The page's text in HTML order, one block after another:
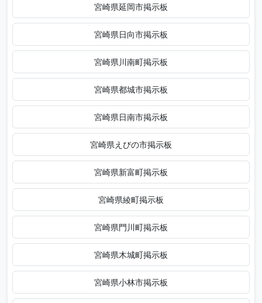
宮崎県延岡市掲示板
宮崎県日向市掲示板
宮崎県川南町掲示板
宮崎県都城市掲示板
宮崎県日南市掲示板
宮崎県えびの市掲示板
宮崎県新富町掲示板
宮崎県綾町掲示板
宮崎県門川町掲示板
宮崎県木城町掲示板
宮崎県小林市掲示板